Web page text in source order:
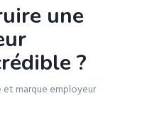
une
?
et marque employeur